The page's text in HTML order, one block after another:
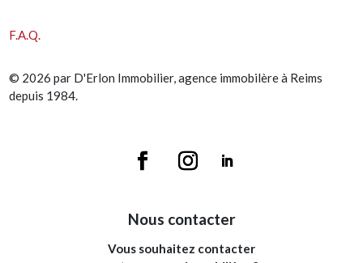
F.A.Q.
© 2026 par D'Erlon Immobilier, agence immobilère à Reims
depuis 1984.
Nous contacter
Vous souhaitez contacter